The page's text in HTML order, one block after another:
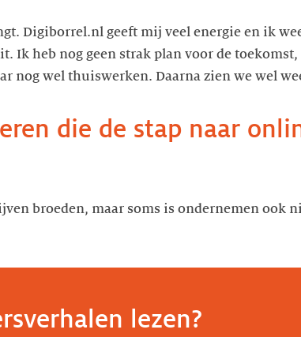
Digiborrel.nl geeft mij veel energie en ik
Ik heb nog geen strak plan voor de
nog wel thuiswerken. Daarna zien we wel
die de stap naar
broeden, maar soms is ondernemen ook
lezen?